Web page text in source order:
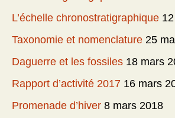
L’échelle chronostratigraphique
Taxonomie et nomenclature 25
Daguerre et les fossiles 18 mars
Rapport d’activité 2017 16 mars
Promenade d’hiver 8 mars 2018